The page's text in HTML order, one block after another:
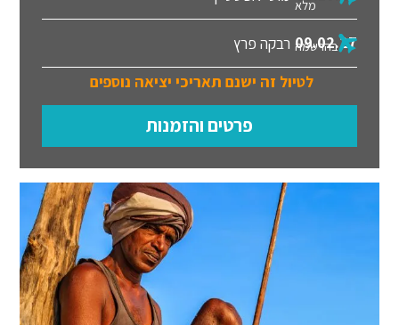
מלא
09.02.27 רבקה פרץ בהרשמה
לטיול זה ישנם תאריכי יציאה נוספים
פרטים והזמנות